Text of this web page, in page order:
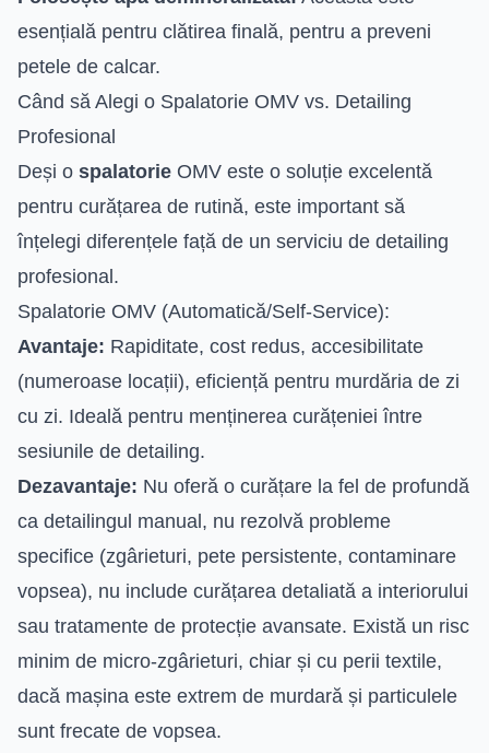
esențială pentru clătirea finală, pentru a preveni
petele de calcar.
Când să Alegi o Spalatorie OMV vs. Detailing
Profesional
Deși o spalatorie OMV este o soluție excelentă
pentru curățarea de rutină, este important să
înțelegi diferențele față de un serviciu de detailing
profesional.
Spalatorie OMV (Automatică/Self-Service):
Avantaje: Rapiditate, cost redus, accesibilitate
(numeroase locații), eficiență pentru murdăria de zi
cu zi. Ideală pentru menținerea curățeniei între
sesiunile de detailing.
Dezavantaje: Nu oferă o curățare la fel de profundă
ca detailingul manual, nu rezolvă probleme
specifice (zgârieturi, pete persistente, contaminare
vopsea), nu include curățarea detaliată a interiorului
sau tratamente de protecție avansate. Există un risc
minim de micro-zgârieturi, chiar și cu perii textile,
dacă mașina este extrem de murdară și particulele
sunt frecate de vopsea.